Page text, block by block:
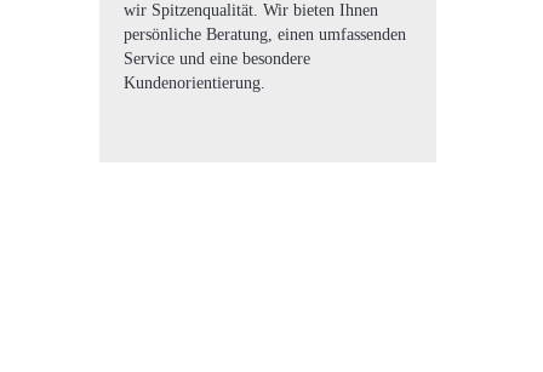
wir Spitzenqualität. Wir bieten Ihnen
persönliche Beratung, einen umfassenden
Service und eine besondere
Kundenorientierung.